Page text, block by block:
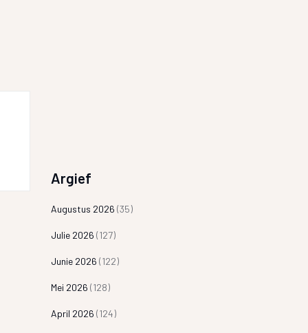
Argief
Augustus 2026 (35)
Julie 2026 (127)
Junie 2026 (122)
Mei 2026 (128)
April 2026 (124)